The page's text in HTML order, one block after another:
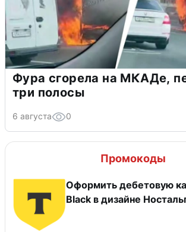
Фура сгорела на МКАДе,
три полосы
6 августа 0
Промокоды
Оформить дебетовую
Black в дизайне